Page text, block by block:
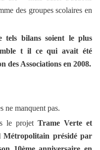
des groupes scolaires en
bilans soient le plus
t il ce qui avait été
des Associations en 2008.
ne manquent pas.
le projet Trame Verte et
Métropolitain présidé par